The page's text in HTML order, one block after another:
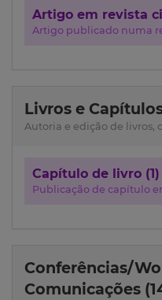
Artigo em revista
Artigo publicado numa
Livros e
Autoria e edição de livros,
Capítulo de livro (1)
Publicação de capítulo
Conferências/
Comunicações